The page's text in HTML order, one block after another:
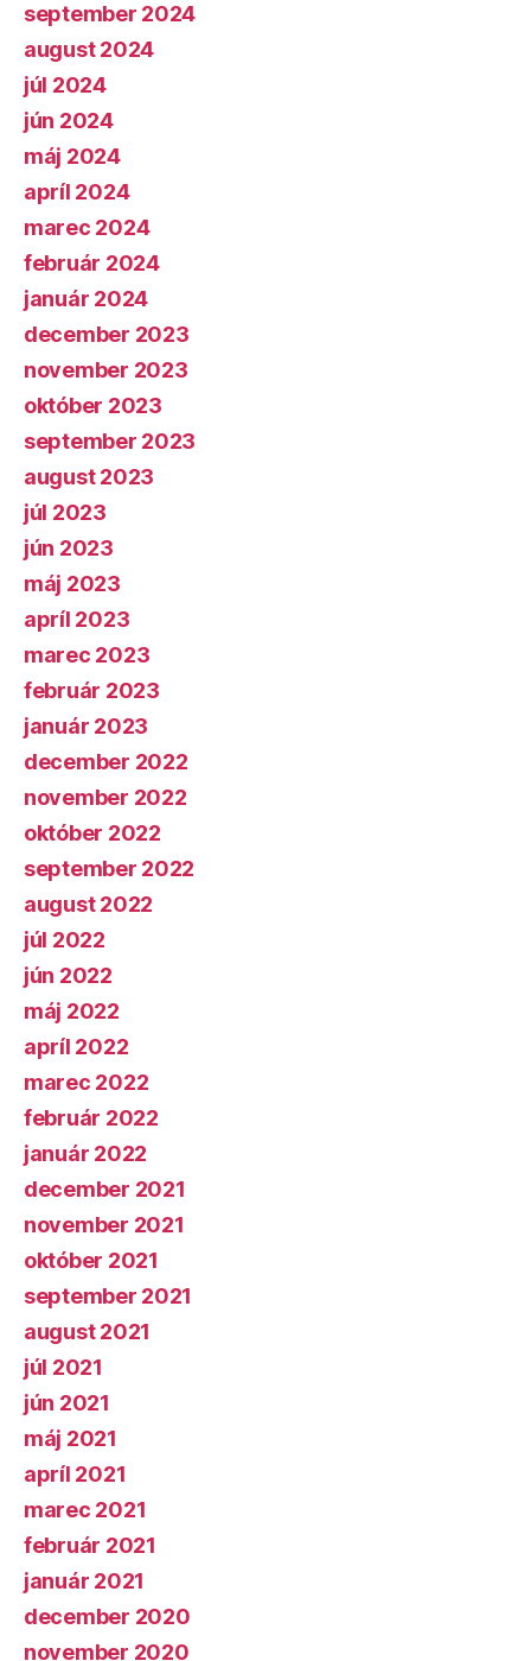
september 2024
august 2024
júl 2024
jún 2024
máj 2024
apríl 2024
marec 2024
február 2024
január 2024
december 2023
november 2023
október 2023
september 2023
august 2023
júl 2023
jún 2023
máj 2023
apríl 2023
marec 2023
február 2023
január 2023
december 2022
november 2022
október 2022
september 2022
august 2022
júl 2022
jún 2022
máj 2022
apríl 2022
marec 2022
február 2022
január 2022
december 2021
november 2021
október 2021
september 2021
august 2021
júl 2021
jún 2021
máj 2021
apríl 2021
marec 2021
február 2021
január 2021
december 2020
november 2020